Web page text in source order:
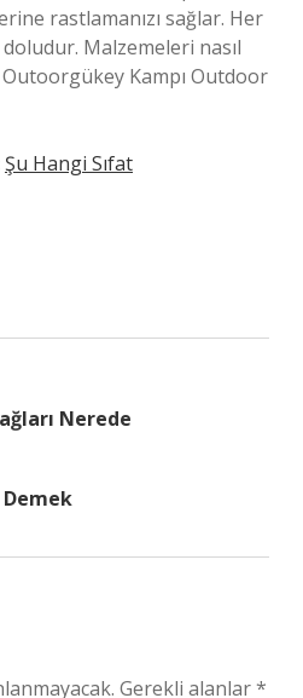
rastlamanızı sağlar. Her
Malzemeleri nasıl
Kampı Outdoor
Şu Hangi Sıfat
Nerede
Demek
Gerekli alanlar*